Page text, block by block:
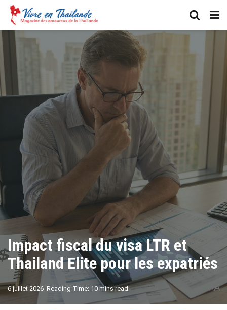
Impact fiscal du visa LTR et
Thailand Elite pour les expatriés
6 juillet 2026 Reading Time: 10 mins read AA